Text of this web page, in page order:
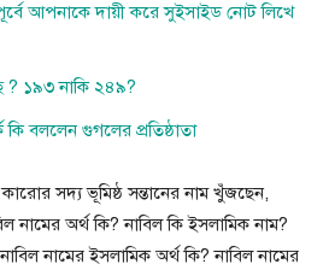
আপনাকে দায়ী করে সুইসাইড নোট লিখে
? ১৯৩ নাকি ২৪৯?
কি বললেন গুগলের প্রতিষ্ঠাতা
সদ্য ভূমিষ্ঠ সন্তানের নাম খুঁজছেন,
অর্থ কি? নাবিল কি ইসলামিক নাম?
নামের ইসলামিক অর্থ কি? নাবিল নামের